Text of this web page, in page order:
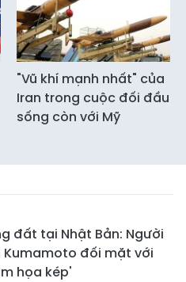
"Vũ khí mạnh nhất" của
Iran trong cuộc đối đầu
sống còn với Mỹ
đất tại Nhật Bản: Người
Kumamoto đối mặt với
họa kép'